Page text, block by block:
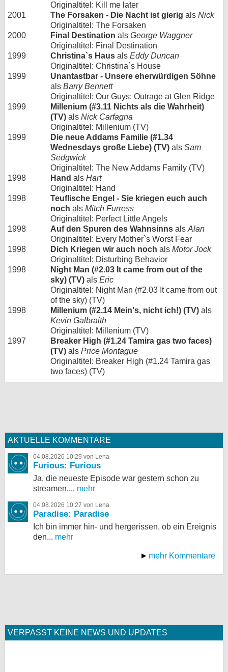
Originaltitel: Kill me later
2001
The Forsaken - Die Nacht ist gierig als Nick
Originaltitel: The Forsaken
2000
Final Destination als George Waggner
Originaltitel: Final Destination
1999
Christina`s Haus als Eddy Duncan
Originaltitel: Christina`s House
1999
Unantastbar - Unsere eherwürdigen Söhne
als Barry Bennett
Originaltitel: Our Guys: Outrage at Glen Ridge
1999
Millenium (#3.11 Nichts als die Wahrheit)
(TV) als Nick Carfagna
Originaltitel: Millenium (TV)
1999
Die neue Addams Familie (#1.34
Wednesdays große Liebe) (TV) als Sam
Sedgwick
Originaltitel: The New Addams Family (TV)
1998
Hand als Hart
Originaltitel: Hand
1998
Teuflische Engel - Sie kriegen euch auch
noch als Mitch Furress
Originaltitel: Perfect Little Angels
1998
Auf den Spuren des Wahnsinns als Alan
Originaltitel: Every Mother`s Worst Fear
1998
Dich Kriegen wir auch noch als Motor Jock
Originaltitel: Disturbing Behavior
1998
Night Man (#2.03 It came from out of the
sky) (TV) als Eric
Originaltitel: Night Man (#2.03 It came from out
of the sky) (TV)
1998
Millenium (#2.14 Mein's, nicht ich!) (TV) als
Kevin Galbraith
Originaltitel: Millenium (TV)
1997
Breaker High (#1.24 Tamira gas two faces)
(TV) als Price Montague
Originaltitel: Breaker High (#1.24 Tamira gas
two faces) (TV)
AKTUELLE KOMMENTARE
04.08.2026 10:29 von Lena
Furious: Furious
Ja, die neueste Episode war gestern schon zu
streamen,... mehr
04.08.2026 10:27 von Lena
Paradise: Paradise
Ich bin immer hin- und hergerissen, ob ein Ereignis
den... mehr
mehr Kommentare
VERPASST KEINE NEWS UND UPDATES